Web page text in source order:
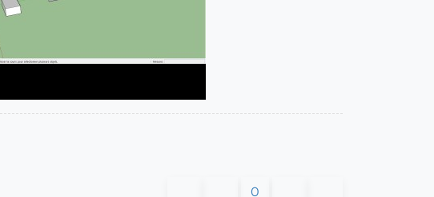
0